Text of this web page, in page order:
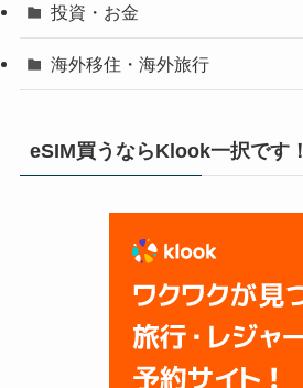
投資・お金
海外移住・海外旅行
eSIM買うならKlook一択です！